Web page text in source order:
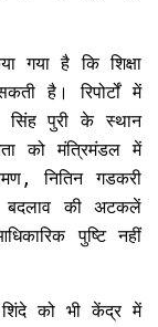
गया है कि शिक्षा
है। रिपोर्टों में
सिंह पुरी के स्थान
को मंत्रिमंडल में
नितिन गडकरी
की अटकलें
पुष्टि नहीं
शिंदे को भी केंद्र में